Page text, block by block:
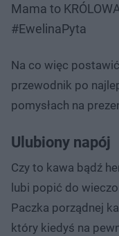
Mama to
#EwelinaPyta
Na co więc
przewodnik po
pomysłach na
Ulubiony napój
Czy to kawa bądź
lubi popić do
Paczka porządnej
który kiedyś na